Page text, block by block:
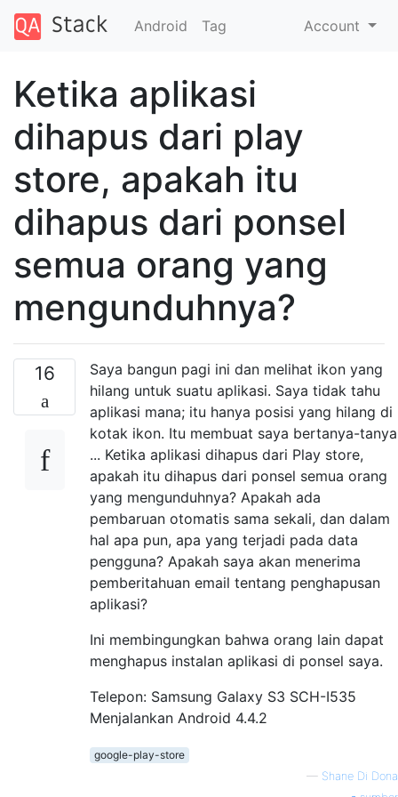
Android Tag Account
Ketika aplikasi
dihapus dari play
store, apakah itu
dihapus dari ponsel
semua orang yang
mengunduhnya?
16
Saya bangun pagi ini dan melihat ikon yang
hilang untuk suatu aplikasi. Saya tidak tahu
aplikasi mana; itu hanya posisi yang hilang di
kotak ikon. Itu membuat saya bertanya-tanya
... Ketika aplikasi dihapus dari Play store,
apakah itu dihapus dari ponsel semua orang
yang mengunduhnya? Apakah ada
pembaruan otomatis sama sekali, dan dalam
hal apa pun, apa yang terjadi pada data
pengguna? Apakah saya akan menerima
pemberitahuan email tentang penghapusan
aplikasi?
Ini membingungkan bahwa orang lain dapat
menghapus instalan aplikasi di ponsel saya.
Telepon: Samsung Galaxy S3 SCH-I535
Menjalankan Android 4.4.2
google-play-store
— Shane Di Dona